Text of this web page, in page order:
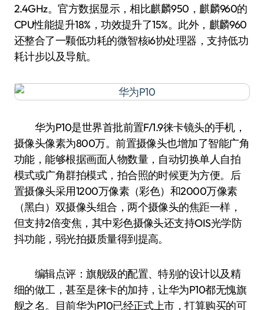
2.4GHz。官方数据显示，相比麒麟950，麒麟960的
CPU性能提升18%，功效提升了15%。此外，麒麟960
还整合了一颗低功耗的微智核i6协处理器，支持低功
耗计步以及导航。
华为P10是世界首批前置F/1.9徕卡镜头的手机，
摄像头像素为800万。前置摄像头也增加了智能广角
功能，能够根据画面人物数量，自动切换单人自拍
模式或广角群拍模式，拍合照的时候更为方便。后
置摄像头采用1200万像素（彩色）和2000万像素
（黑白）双摄像头组合，两个摄像头的焦距一样，
但支持2倍变焦，其中彩色摄像头还支持OIS光学防
抖功能，弱光拍摄质量得到提高。
编辑点评：旗舰级的配置、特别的设计以及精
细的做工，甚至是徕卡的加持，让华为P10都无愧旗
舰之名。目前华为P10已经正式上市，打算购买的可